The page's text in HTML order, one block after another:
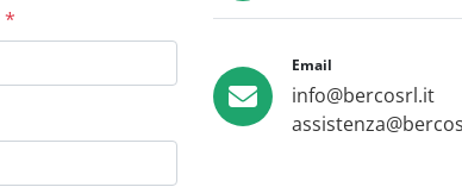
*
Email
info@bercosrl.it